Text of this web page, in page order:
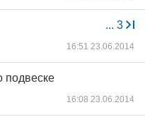
... 3
16:51 23.06.2014
подвеске
16:08 23.06.2014